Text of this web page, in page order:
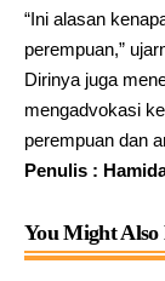
“Ini alasan
perempuan,”
Dirinya juga
mengadvokasi
perempuan dan
Penulis :
You Might